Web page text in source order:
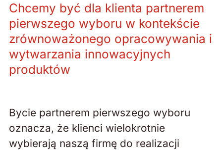
Chcemy być dla klienta partnerem
pierwszego wyboru w kontekście
zrównoważonego opracowywania i
wytwarzania innowacyjnych
produktów
Bycie partnerem pierwszego wyboru
oznacza, że klienci wielokrotnie
wybierają naszą firmę do realizacji